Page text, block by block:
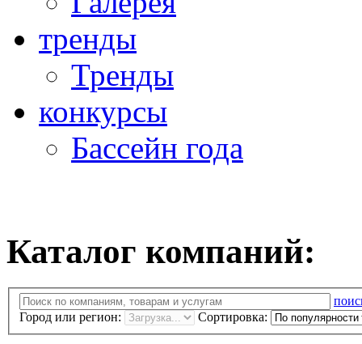
тренды
Тренды
конкурсы
Бассейн года
Каталог компаний:
Город или регион:
Сортировка: